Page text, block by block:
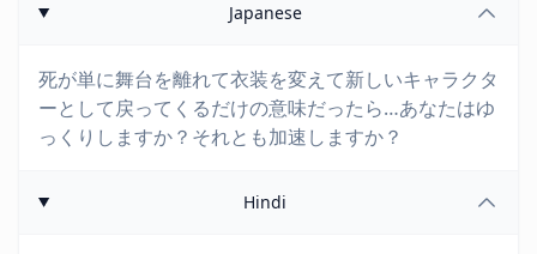
Japanese
死が単に舞台を離れて衣装を変えて新しいキャラクタ
ーとして戻ってくるだけの意味だったら…あなたはゆ
っくりしますか？それとも加速しますか？
Hindi